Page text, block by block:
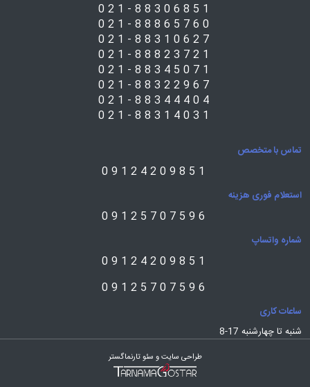
021-88306851
021-88865760
021-88310627
021-88823721
021-88345071
021-88322967
021-88344404
021-88314031
تماس با متخصص
09124209851
استعلام فوری هزینه
09125707596
شماره واتساپ
09124209851
09125707596
ساعات کاری
شنبه تا چهارشنبه 17-8
طراحی سایت و سئو تارنماگستر